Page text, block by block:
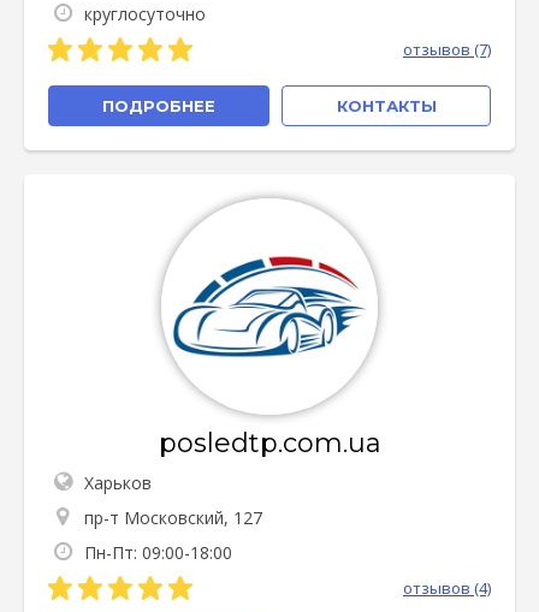
круглосуточно
отзывов (7)
ПОДРОБНЕЕ КОНТАКТЫ
posledtp.com.ua
Харьков
пр-т Московский, 127
Пн-Пт: 09:00-18:00
отзывов (4)